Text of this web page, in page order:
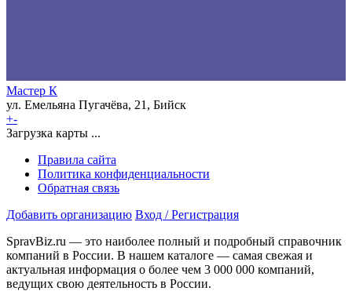
Мастер К
ул. Емельяна Пугачёва, 21, Бийск
+-
Загрузка карты ...
Правила сайта
Политика конфиденциальности
Обратная связь
Добавить организацию Вход / Регистрация
SpravBiz.ru — это наиболее полный и подробный справочник
компаний в России. В нашем каталоге — самая свежая и
актуальная информация о более чем 3 000 000 компаний,
ведущих свою деятельность в России.